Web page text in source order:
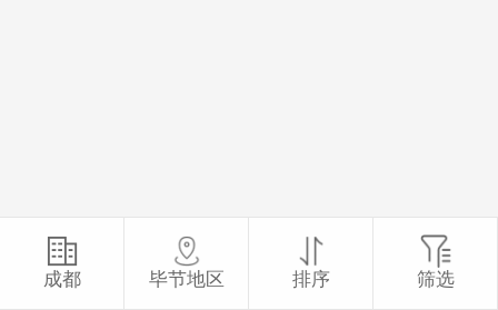
成都 毕节地区 排序 筛选